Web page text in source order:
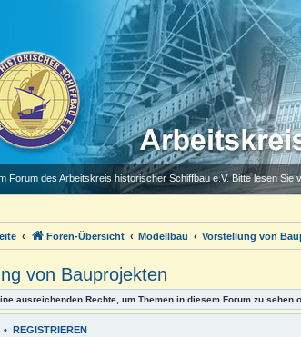
Forum des Arbeitskreis historischer Schiffbau e.V. Bitte lesen Sie
Foren-Übersicht Modellbau Vorstellung von
von Bauprojekten
ausreichenden Rechte, um Themen in diesem Forum zu sehen
• REGISTRIEREN